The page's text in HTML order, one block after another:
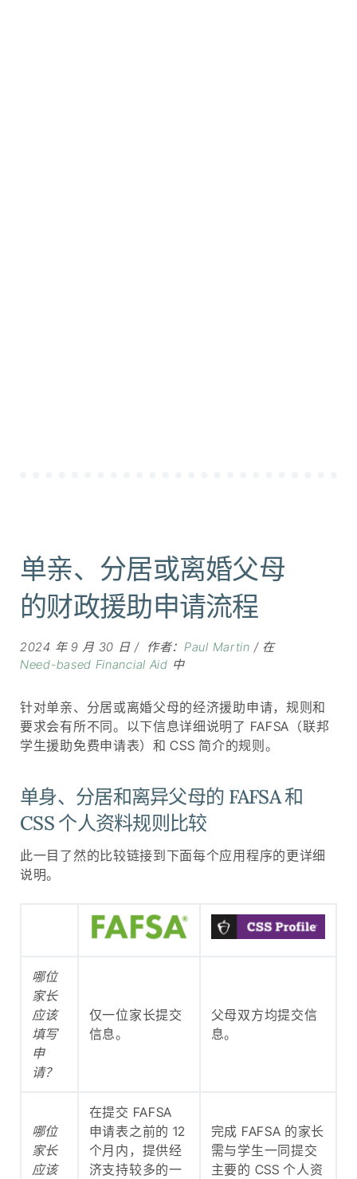
单亲、分居或离婚父母
的财政援助申请流程
2024 年 9 月 30 日 作者：Paul Martin
在
Need-based Financial Aid 中
针对单亲、分居或离婚父母的经济援助申请，规则和
要求会有所不同。以下信息详细说明了 FAFSA（联邦
学生援助免费申请表）和 CSS 简介的规则。
单身、分居和离异父母的 FAFSA 和
CSS 个人资料规则比较
此一目了然的比较链接到下面每个应用程序的更详细
说明。
哪位
家长
应该
填写
申
请？
仅一位家长提交
信息。
父母双方均提交信
息。
哪位
家长
应该
在提交 FAFSA
申请表之前的 12
个月内，提供经
济支持较多的一
完成 FAFSA 的家长
需与学生一同提交
主要的 CSS 个人资